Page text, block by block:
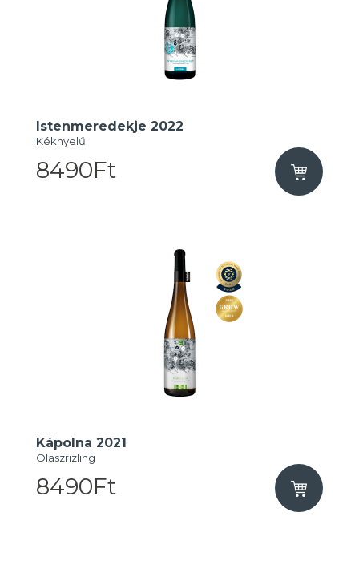
Istenmeredekje 2022
Kéknyelű
8490Ft
Kápolna 2021
Olaszrizling
8490Ft